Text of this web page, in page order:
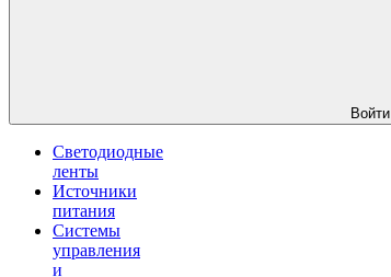
Войти
Светодиодные
ленты
Источники
питания
Системы
управления
и